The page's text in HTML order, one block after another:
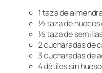
1 taza de
½ taza de nueces
½ taza de
2 cucharadas de
3 cucharadas de
4 dátiles sin